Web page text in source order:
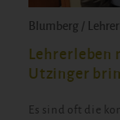
Blumberg /
Lehrerleben
Utzinger
Es sind oft die